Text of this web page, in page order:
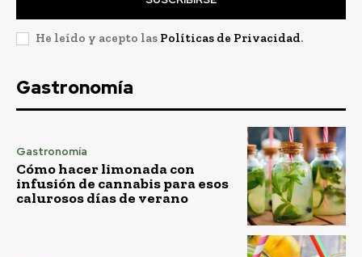
He leído y acepto las Políticas de Privacidad.
Gastronomía
Gastronomía
Cómo hacer limonada con
infusión de cannabis para esos
calurosos días de verano